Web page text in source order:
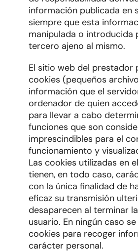
información publicada en
siempre que esta
manipulada o introducida
tercero ajeno al mismo.
El sitio web del prestador
cookies (pequeños
información que el
ordenador de quien
para llevar a cabo
funciones que son
imprescindibles para el
funcionamiento y
Las cookies utilizadas en
tienen, en todo caso,
con la única finalidad de
eficaz su transmisión
desaparecen al terminar
usuario. En ningún caso
cookies para recoger
carácter personal.